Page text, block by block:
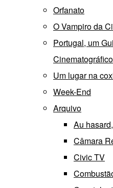
Orfanato
O Vampiro da
Portugal, um
Cinematográfico
Um lugar na
Week-End
Arquivo
Au
Câmara
Civic TV